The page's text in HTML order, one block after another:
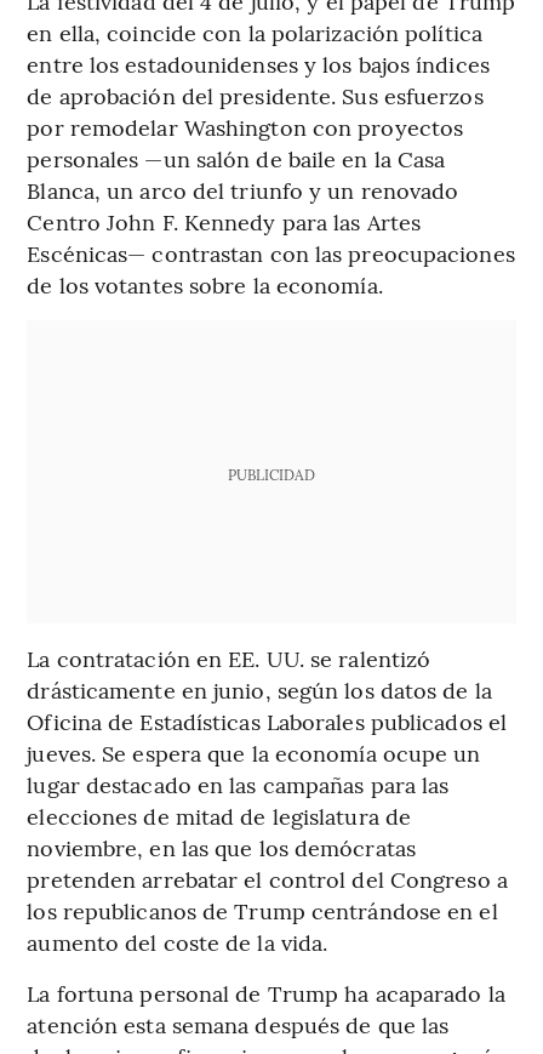
en ella, coincide con la polarización política
entre los estadounidenses y los bajos índices
de aprobación del presidente. Sus esfuerzos
por remodelar Washington con proyectos
personales —un salón de baile en la Casa
Blanca, un arco del triunfo y un renovado
Centro John F. Kennedy para las Artes
Escénicas— contrastan con las preocupaciones
de los votantes sobre la economía.
PUBLICIDAD
La contratación en EE. UU. se ralentizó
drásticamente en junio, según los datos de la
Oficina de Estadísticas Laborales publicados el
jueves. Se espera que la economía ocupe un
lugar destacado en las campañas para las
elecciones de mitad de legislatura de
noviembre, en las que los demócratas
pretenden arrebatar el control del Congreso a
los republicanos de Trump centrándose en el
aumento del coste de la vida.
La fortuna personal de Trump ha acaparado la
atención esta semana después de que las